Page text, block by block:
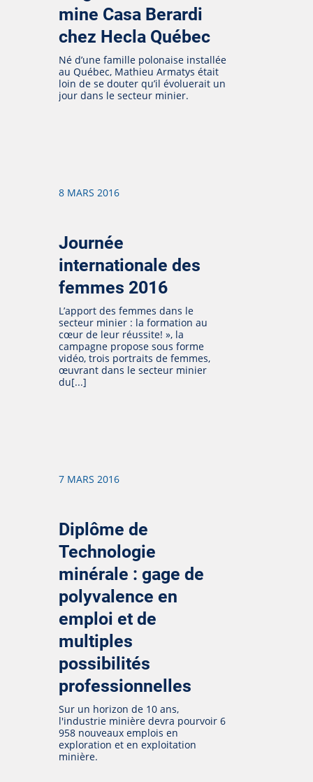
mine Casa Berardi
chez Hecla Québec
Né d’une famille polonaise installée
au Québec, Mathieu Armatys était
loin de se douter qu’il évoluerait un
jour dans le secteur minier.
8 MARS 2016
Journée
internationale des
femmes 2016
L’apport des femmes dans le
secteur minier : la formation au
cœur de leur réussite! », la
campagne propose sous forme
vidéo, trois portraits de femmes,
œuvrant dans le secteur minier
du[...]
7 MARS 2016
Diplôme de
Technologie
minérale : gage de
polyvalence en
emploi et de
multiples
possibilités
professionnelles
Sur un horizon de 10 ans,
l'industrie minière devra pourvoir 6
958 nouveaux emplois en
exploration et en exploitation
minière.